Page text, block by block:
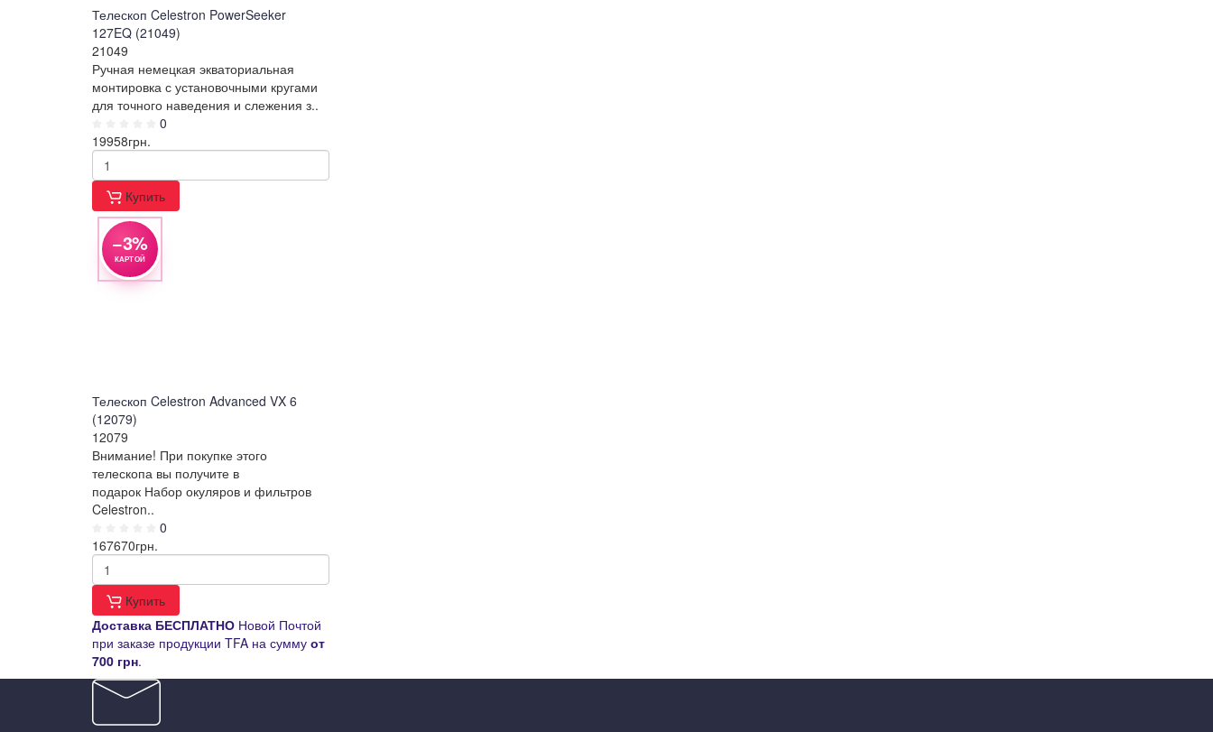
Телескоп Celestron PowerSeeker
127EQ (21049)
21049
Ручная немецкая экваториальная
монтировка с установочными кругами
для точного наведения и слежения з..
0
19958грн.
Купить
−3%
КАРТОЙ
Телескоп Celestron Advanced VX 6
(12079)
12079
Внимание! При покупке этого
телескопа вы получите в
подарок Набор окуляров и фильтров
Celestron..
0
167670грн.
Купить
Доставка БЕСПЛАТНО Новой Почтой
при заказе продукции TFA на сумму от
700 грн.